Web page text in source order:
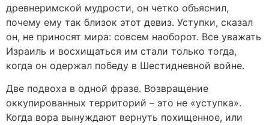
древнеримской мудрости, он четко объяснил,
почему ему так близок этот девиз. Уступки, сказал
он, не приносят мира: совсем наоборот. Все уважать
Израиль и восхищаться им стали только тогда,
когда он одержал победу в Шестидневной войне.
Две подвоха в одной фразе. Возвращение
оккупированных территорий – это не «уступка».
Когда вора вынуждают вернуть похищенное, или